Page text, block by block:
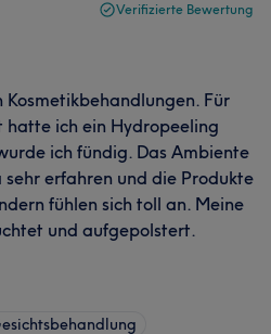
Verifizierte Bewertung
Kosmetikbehandlungen. Für
ich ein Hydropeeling
ich fündig. Das Ambiente
erfahren und die Produkte
fühlen sich toll an. Meine
und aufgepolstert.